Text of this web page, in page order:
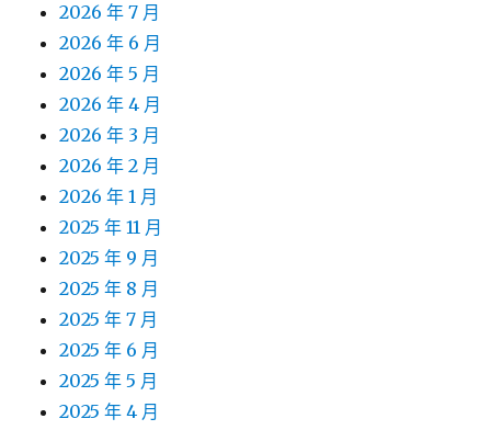
2026 年 7 月
2026 年 6 月
2026 年 5 月
2026 年 4 月
2026 年 3 月
2026 年 2 月
2026 年 1 月
2025 年 11 月
2025 年 9 月
2025 年 8 月
2025 年 7 月
2025 年 6 月
2025 年 5 月
2025 年 4 月